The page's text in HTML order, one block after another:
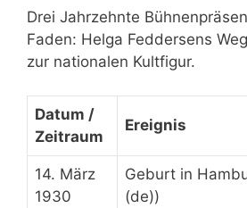
Drei Jahrzehnte
Faden: Helga Feddersens
zur nationalen Kultfigur.
Datum /
Zeitraum
Ereignis
14. März
1930
Geburt in
(de))